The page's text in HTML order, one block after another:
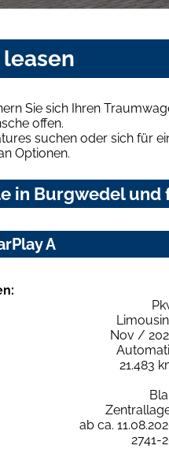
Sie sich Ihren
offen.
suchen oder sich für
Optionen.
in Burgwedel und
A
Nov /
21.483
ab ca.
2741-